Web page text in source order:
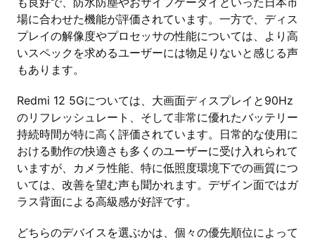
場に合わせた機能が評価されています。一方で、ディス
プレイの解像度やプロセッサの性能については、より高
いスペックを求めるユーザーには物足りないと感じる声
もあります。
Redmi 12 5Gについては、大画面ディスプレイと90Hz
のリフレッシュレート、そして非常に優れたバッテリー
持続時間が特に高く評価されています。日常的な使用に
おける動作の快適さも多くのユーザーに受け入れられて
いますが、カメラ性能、特に低照度環境下での画質につ
いては、改善を望む声も聞かれます。デザイン面ではガ
ラス背面による高級感が好評です。
どちらのデバイスを選ぶかは、個々の優先順位によって